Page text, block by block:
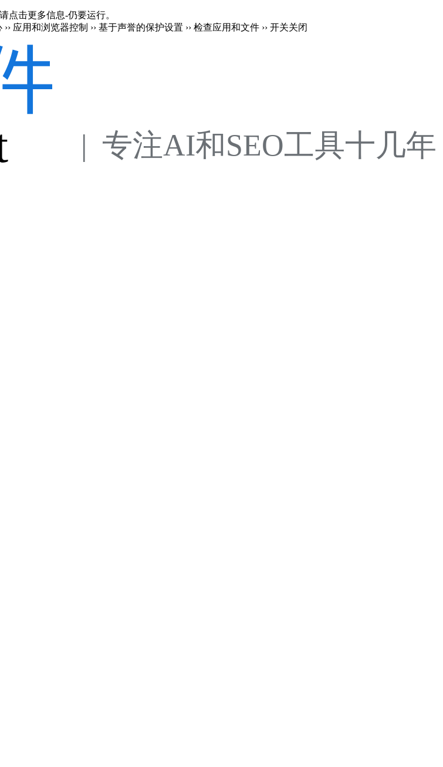
点击更多信息-仍要运行。
应用和浏览器控制 ›› 基于声誉的保护设置 ›› 检查应用和文件 ›› 开关关闭
|  专注AI和SEO工具十几年